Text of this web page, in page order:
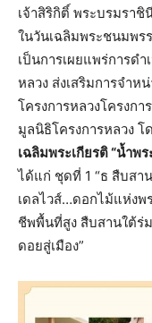
เจ้าสิริกิติ์ พระบรมรา
ในวันเฉลิมพระชนมพร
เป็นการเผยแพร่การด
หลวง ส่งเสริมการจำ
โครงการหลวงโครงก
มูลนิธิโครงการหลวง
เฉลิมพระเกียรติ “น้ำพ
ได้แก่ ชุดที่ 1 “ธ สืบสา
เดลไวส์…ดอกไม้แห่งพ
ชีพพื้นที่สูง สืบสานใต้ร่
ดอยสู่เมือง”